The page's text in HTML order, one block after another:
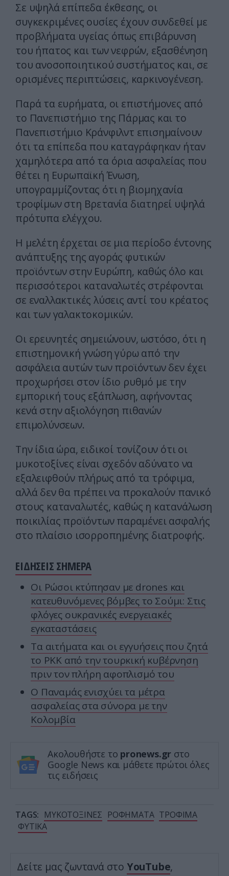
Σε υψηλά επίπεδα έκθεσης, οι
συγκεκριμένες ουσίες έχουν συνδεθεί με
προβλήματα υγείας όπως επιβάρυνση
του ήπατος και των νεφρών, εξασθένηση
του ανοσοποιητικού συστήματος και, σε
ορισμένες περιπτώσεις, καρκινογένεση.
Παρά τα ευρήματα, οι επιστήμονες από
το Πανεπιστήμιο της Πάρμας και το
Πανεπιστήμιο Κράνφιλντ επισημαίνουν
ότι τα επίπεδα που καταγράφηκαν ήταν
χαμηλότερα από τα όρια ασφαλείας που
θέτει η Ευρωπαϊκή Ένωση,
υπογραμμίζοντας ότι η βιομηχανία
τροφίμων στη Βρετανία διατηρεί υψηλά
πρότυπα ελέγχου.
Η μελέτη έρχεται σε μια περίοδο έντονης
ανάπτυξης της αγοράς φυτικών
προϊόντων στην Ευρώπη, καθώς όλο και
περισσότεροι καταναλωτές στρέφονται
σε εναλλακτικές λύσεις αντί του κρέατος
και των γαλακτοκομικών.
Οι ερευνητές σημειώνουν, ωστόσο, ότι η
επιστημονική γνώση γύρω από την
ασφάλεια αυτών των προϊόντων δεν έχει
προχωρήσει στον ίδιο ρυθμό με την
εμπορική τους εξάπλωση, αφήνοντας
κενά στην αξιολόγηση πιθανών
επιμολύνσεων.
Την ίδια ώρα, ειδικοί τονίζουν ότι οι
μυκοτοξίνες είναι σχεδόν αδύνατο να
εξαλειφθούν πλήρως από τα τρόφιμα,
αλλά δεν θα πρέπει να προκαλούν πανικό
στους καταναλωτές, καθώς η κατανάλωση
ποικιλίας προϊόντων παραμένει ασφαλής
στο πλαίσιο ισορροπημένης διατροφής.
ΕΙΔΗΣΕΙΣ ΣΗΜΕΡΑ
Οι Ρώσοι κτύπησαν με drones και
κατευθυνόμενες βόμβες το Σούμι: Στις
φλόγες ουκρανικές ενεργειακές
εγκαταστάσεις
Τα αιτήματα και οι εγγυήσεις που ζητά
το PKK από την τουρκική κυβέρνηση
πριν τον πλήρη αφοπλισμό του
Ο Παναμάς ενισχύει τα μέτρα
ασφαλείας στα σύνορα με την
Κολομβία
Ακολουθήστε το pronews.gr στο
Google News και μάθετε πρώτοι όλες
τις ειδήσεις
TAGS: ΜΥΚΟΤΟΞΙΝΕΣ ΡΟΦΗΜΑΤΑ ΤΡΟΦΙΜΑ
ΦΥΤΙΚΑ
Δείτε μας ζωντανά στο YouTube,